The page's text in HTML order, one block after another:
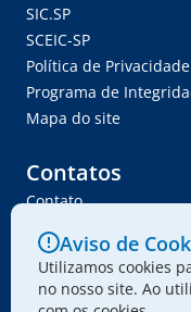
SIC.SP
SCEIC-SP
Política de Privacidade
Programa de
Mapa do site
Contatos
Contato
Trabalhe Conosco
Ser Fornecedor
Envie seu projeto
Aviso de
Utilizamos cookies
no nosso site. Ao